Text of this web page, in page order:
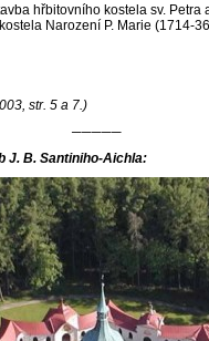
hřbitovního kostela sv. Petra
Narození P. Marie (1714-
str. 5 a 7.)
─────
J. B. Santiniho-Aichla: